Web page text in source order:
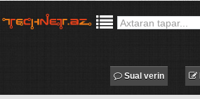
Sual verin